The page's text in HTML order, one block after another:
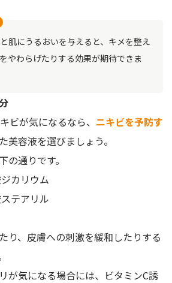
肌にうるおいを与えると、キメを整え
やわらげたりする効果が期待できま
ビが気になるなら、 ニキビを予防す
美容液を選びましょう。
の通りです。
カリウム
テアリル
り、皮膚への刺激を緩和したりする
が気になる場合には、ビタミンC誘